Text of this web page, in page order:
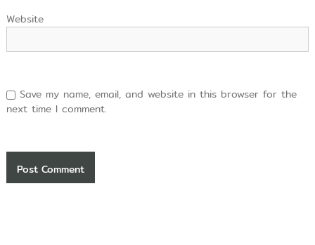
Website
Save my name, email, and website in this browser for the
next time I comment.